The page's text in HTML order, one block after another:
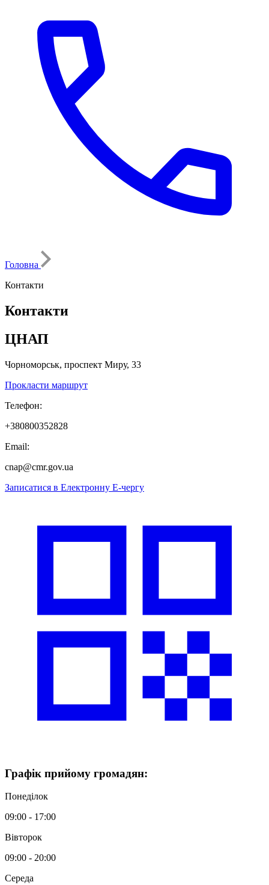
Головна
Контакти
Контакти
ЦНАП
Чорноморськ, проспект Миру, 33
Прокласти маршрут
Телефон:
+380800352828
Email:
cnap@cmr.gov.ua
Записатися в Електронну Е-чергу
Графік прийому громадян:
Понеділок
09:00 - 17:00
Вівторок
09:00 - 20:00
Середа